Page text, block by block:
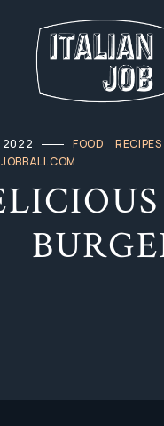
2022 FOOD
RECIPES